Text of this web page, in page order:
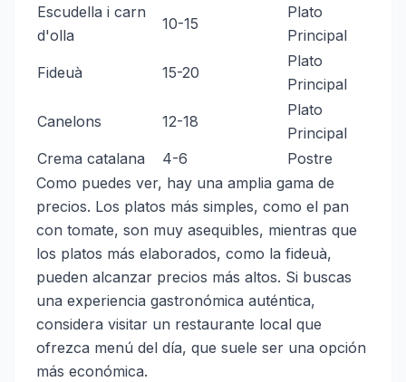
Escudella i carn
d'olla
10-15
Plato
Principal
Fideuà 15-20
Plato
Principal
Canelons 12-18
Plato
Principal
Crema catalana
4-6
Postre
Como puedes ver, hay una amplia gama de
precios. Los platos más simples, como el pan
con tomate, son muy asequibles, mientras que
los platos más elaborados, como la fideuà,
pueden alcanzar precios más altos. Si buscas
una experiencia gastronómica auténtica,
considera visitar un restaurante local que
ofrezca menú del día, que suele ser una opción
más económica.